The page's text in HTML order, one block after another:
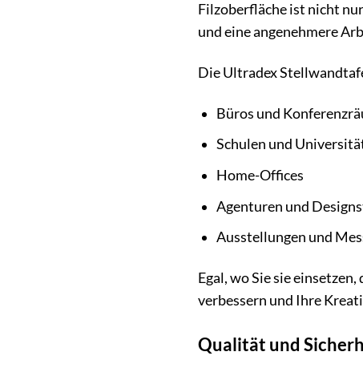
Filzoberfläche ist nicht
und eine angenehmere
Die Ultradex
Büros und
Schulen und
Home-Offices
Agenturen und
Ausstellungen und
Egal, wo Sie sie
verbessern und Ihre
Qualität und